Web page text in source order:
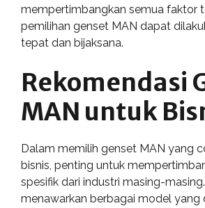
mempertimbangkan semua faktor
pemilihan genset MAN dapat
tepat dan bijaksana.
Rekomendasi
MAN untuk
Dalam memilih genset MAN yang
bisnis, penting untuk
spesifik dari industri masing-
menawarkan berbagai model yang